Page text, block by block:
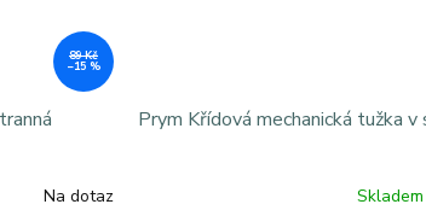
89 Kč
–15 %
Na dotaz
Prym Křídová mechanická tužka v
Skladem